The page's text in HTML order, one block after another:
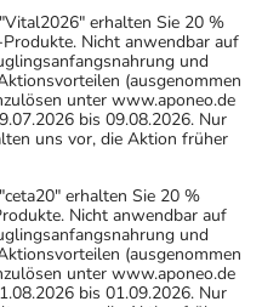
erhalten Sie 20 %
Nicht anwendbar auf
und
(ausgenommen
unter www.aponeo.de
bis 09.08.2026. Nur
uns vor, die Aktion früher
erhalten Sie 20 %
Nicht anwendbar auf
und
(ausgenommen
unter www.aponeo.de
bis 01.09.2026. Nur